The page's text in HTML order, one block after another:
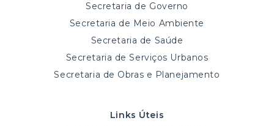
Secretaria de Governo
Secretaria de Meio Ambiente
Secretaria de Saúde
Secretaria de Serviços Urbanos
Secretaria de Obras e Planejamento
Links Úteis